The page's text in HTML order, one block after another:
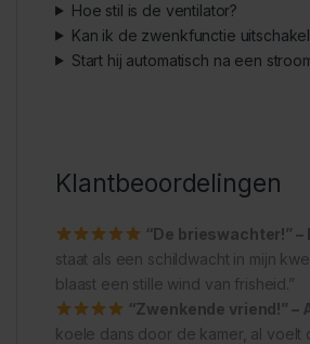
Hoe stil is de ventilator?
Kan ik de zwenkfunctie
Start hij automatisch na een
Klantbeoordelingen
“De brieswachter!” –
staat als een schildwacht in mijn
blaast een stille wind van frisheid.”
“Zwenkende vriend!” –
koele dans door de kamer, al voelt